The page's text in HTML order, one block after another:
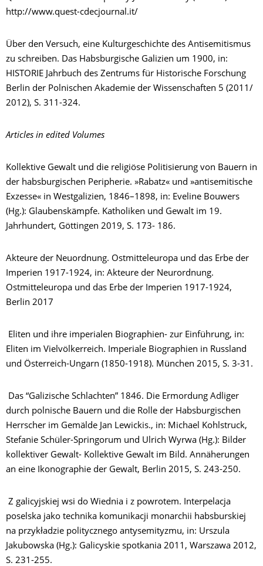
http://www.quest-cdecjournal.it/
Über den Versuch, eine Kulturgeschichte des Antisemitismus
zu schreiben. Das Habsburgische Galizien um 1900, in:
HISTORIE Jahrbuch des Zentrums für Historische Forschung
Berlin der Polnischen Akademie der Wissenschaften 5 (2011/
2012), S. 311-324.
Articles in edited Volumes
Kollektive Gewalt und die religiöse Politisierung von Bauern in
der habsburgischen Peripherie. »Rabatz« und »antisemitische
Exzesse« in Westgalizien, 1846–1898, in: Eveline Bouwers
(Hg.): Glaubenskämpfe. Katholiken und Gewalt im 19.
Jahrhundert, Göttingen 2019, S. 173- 186.
Akteure der Neuordnung. Ostmitteleuropa und das Erbe der
Imperien 1917-1924, in: Akteure der Neurordnung.
Ostmitteleuropa und das Erbe der Imperien 1917-1924,
Berlin 2017
Eliten und ihre imperialen Biographien- zur Einführung, in:
Eliten im Vielvölkerreich. Imperiale Biographien in Russland
und Österreich-Ungarn (1850-1918). München 2015, S. 3-31.
Das “Galizische Schlachten” 1846. Die Ermordung Adliger
durch polnische Bauern und die Rolle der Habsburgischen
Herrscher im Gemälde Jan Lewickis., in: Michael Kohlstruck,
Stefanie Schüler-Springorum und Ulrich Wyrwa (Hg.): Bilder
kollektiver Gewalt- Kollektive Gewalt im Bild. Annäherungen
an eine Ikonographie der Gewalt, Berlin 2015, S. 243-250.
Z galicyjskiej wsi do Wiednia i z powrotem. Interpelacja
poselska jako technika komunikacji monarchii habsburskiej
na przykładzie politycznego antysemityzmu, in: Urszula
Jakubowska (Hg.): Galicyskie spotkania 2011, Warszawa 2012,
S. 231-255.